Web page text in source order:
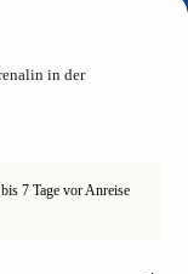
in der
7 Tage vor Anreise